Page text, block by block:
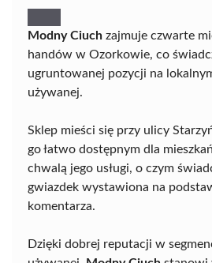
Modny Ciuch zajmuje czwarte
handów w Ozorkowie, co
ugruntowanej pozycji na
używanej.
Sklep mieści się przy ulicy
go łatwo dostępnym dla
chwalą jego usługi, o czym
gwiazdek wystawiona na
komentarza.
Dzięki dobrej reputacji w